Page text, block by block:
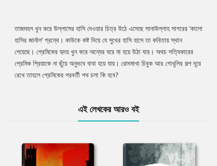
Tab
Article
তাজমহল খুন করে উল্লাসের হাসি দেওয়ার চিত্র উঠে এসেছে সানাউল্লাহ সাগরের ‘কালো
হাসির জার্নাল’ গ্রন্থে। কাউকে কষ্ট দিয়ে যে সুখের হাসি হাসে তা কবিতায় স্থান
পেয়েছে। প্রেমিকের হৃদয় খুন করে অন্যের ঘরে মা হয়ে উঠা যায়। অথচ সত্যিকারের
প্রেমিক প্রিয়াকে না ছুঁয়ে অনুভবে বাবা হয়ে যায়। রোদমাখা চিবুক আর গোধূলির গল্প দূরে
রেখে তাহলে প্রেমিকের পরবর্তী পথ চলা কি হবে?
এই লেখকের আরও বই